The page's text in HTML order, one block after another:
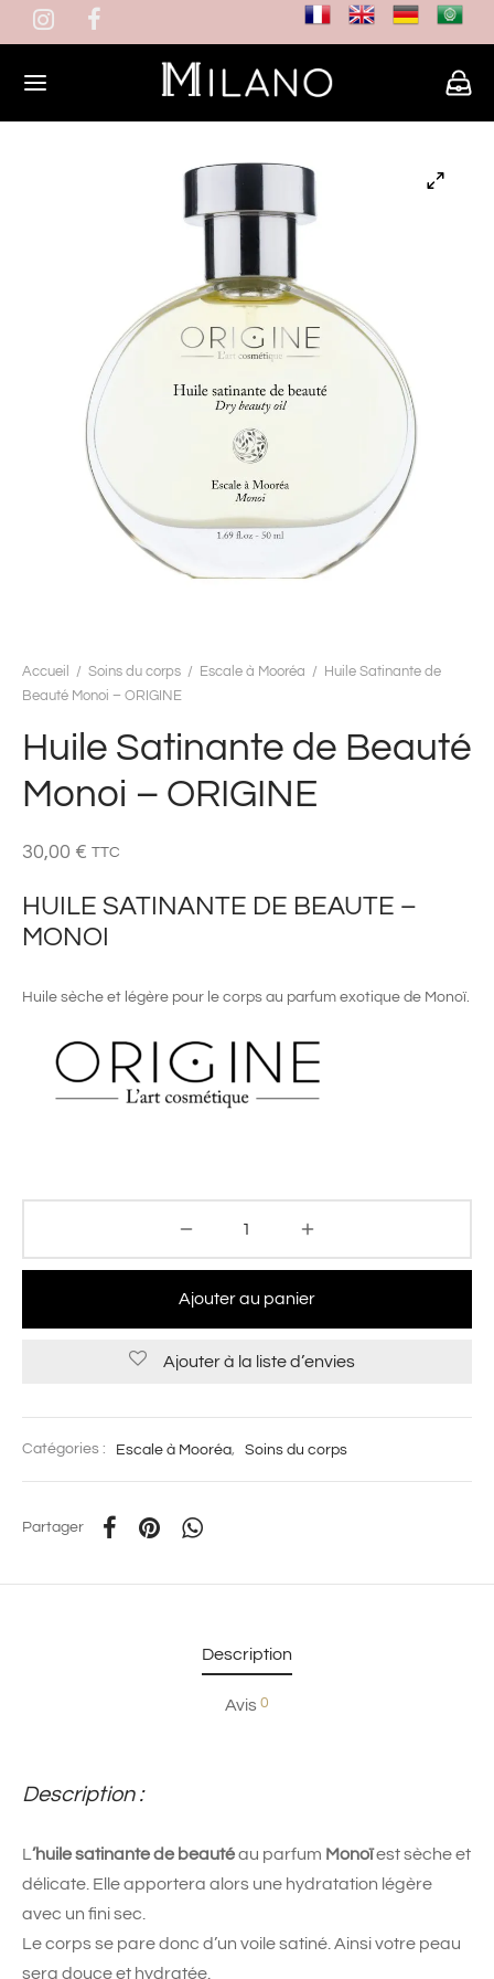
Accueil / Soins du corps / Escale à Mooréa /
Huile Satinante de
Beauté Monoi – ORIGINE
Huile Satinante de Beauté
Monoi – ORIGINE
30,00 € TTC
HUILE SATINANTE DE BEAUTE –
MONOI
Huile sèche et légère pour le corps au parfum exotique de Monoï.
Ajouter au panier
Ajouter à la liste d’envies
Catégories : Escale à Mooréa, Soins du corps
Partager
Description
Avis 0
Description :
L’huile satinante de beautéau parfum Monoïest sèche et
délicate. Elle apportera alors une hydratation légère
avec un fini sec.
Le corps se pare donc d’un voile satiné. Ainsi votre peau
sera douce et hydratée.